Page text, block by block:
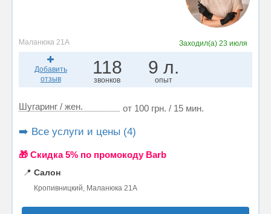
Маланюка 21А Заходил(а)23 июля
Добавить
отзыв
118
звонков
9 л.
опыт
Шугаринг / жен. от 100 грн. / 15 мин.
➡️ Все услуги и цены (4)
🎁 Cкидка 5% по промокоду Barb
📍 Салон
Кропивницкий, Маланюка 21А